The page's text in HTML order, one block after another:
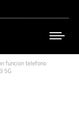
funcion telefono
5G